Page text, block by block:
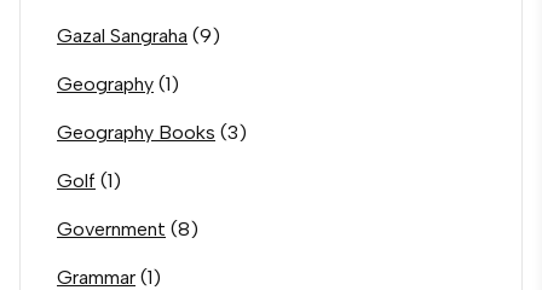
Gazal Sangraha (9)
Geography (1)
Geography Books (3)
Golf (1)
Government (8)
Grammar (1)